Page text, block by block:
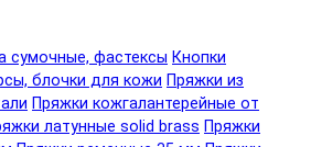
сумочные, фастексы Кнопки
блочки для кожи Пряжки из
Пряжки кожгалантерейные от
латунные solid brass Пряжки